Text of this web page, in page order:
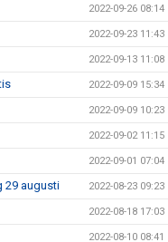
2022-09-26 08:14
2022-09-23 11:43
2022-09-13 11:08
2022-09-09 15:34
2022-09-09 10:23
2022-09-02 11:15
2022-09-01 07:04
29 augusti 2022-08-23 09:23
2022-08-18 17:03
2022-08-10 08:41